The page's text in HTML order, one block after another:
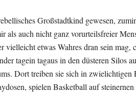
Großstadtkind gewesen,
als auch nicht ganz vorurteilsfreier
vielleicht etwas Wahres dran sein mag,
tagein tagaus in den düsteren Silos
Dort treiben sie sich in zwielichtigen
spielen Basketball auf